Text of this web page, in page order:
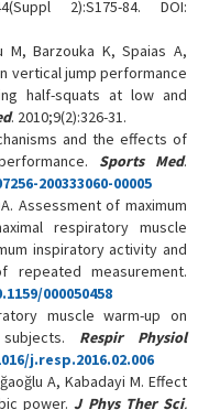
2):S175-84. DOI:
Barzouka K, Spaias A,
vertical jump performance
half-squats at low and
. 2010;9(2):326-31.
and the effects of
Sports Med.
200333060-00005
Assessment of maximum
respiratory muscle
inspiratory activity and
measurement.
000050458
muscle warm-up on
Respir Physiol
j.resp.2016.02.006
A, Kabadayi M. Effect
power.J Phys Ther Sci.